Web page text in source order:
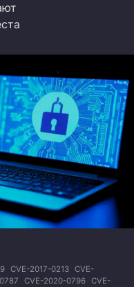
CVE-2017-0213 CVE-
CVE-2020-0796 CVE-